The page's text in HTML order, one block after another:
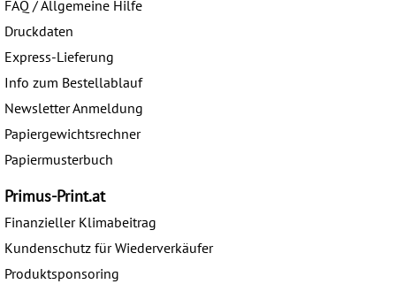
FAQ / Allgemeine Hilfe
Druckdaten
Express-Lieferung
Info zum Bestellablauf
Newsletter Anmeldung
Papiergewichtsrechner
Papiermusterbuch
Primus-Print.at
Finanzieller Klimabeitrag
Kundenschutz für Wiederverkäufer
Produktsponsoring